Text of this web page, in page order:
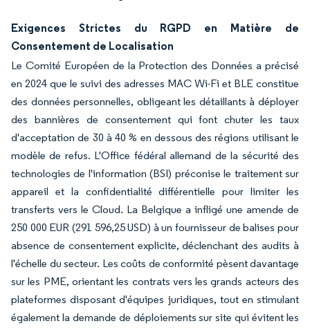
Exigences Strictes du RGPD en Matière de
Consentement de Localisation
Le Comité Européen de la Protection des Données a précisé
en 2024 que le suivi des adresses MAC Wi-Fi et BLE constitue
des données personnelles, obligeant les détaillants à déployer
des bannières de consentement qui font chuter les taux
d'acceptation de 30 à 40 % en dessous des régions utilisant le
modèle de refus. L'Office fédéral allemand de la sécurité des
technologies de l'information (BSI) préconise le traitement sur
appareil et la confidentialité différentielle pour limiter les
transferts vers le Cloud. La Belgique a infligé une amende de
250 000 EUR (291 596,25 USD) à un fournisseur de balises pour
absence de consentement explicite, déclenchant des audits à
l'échelle du secteur. Les coûts de conformité pèsent davantage
sur les PME, orientant les contrats vers les grands acteurs des
plateformes disposant d'équipes juridiques, tout en stimulant
également la demande de déploiements sur site qui évitent les